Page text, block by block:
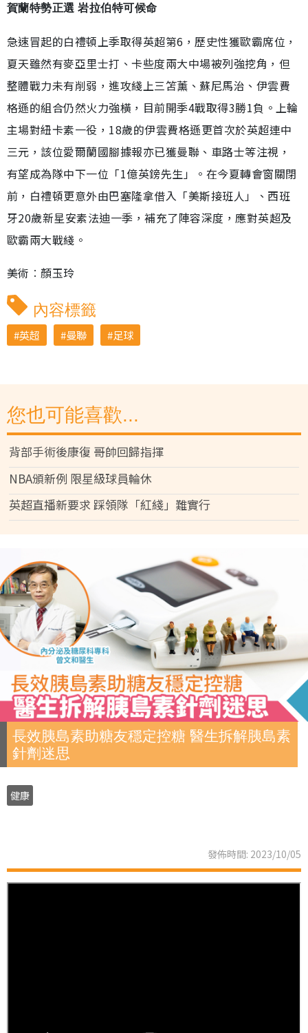
賀蘭特勢正選 岩拉伯特可候命
急速冒起的白禮頓上季取得英超第6，歷史性獲歐霸席位，
夏天雖然有麥亞里士打、卡些度兩大中場被列強挖角，但
整體戰力未有削弱，進攻綫上三笘薰、蘇尼馬治、伊雲費
格遜的組合仍然火力強橫，目前開季4戰取得3勝1負。上輪
主場對紐卡素一役，18歲的伊雲費格遜更首次於英超連中
三元，該位愛爾蘭國腳據報亦已獲曼聯、車路士等注視，
有望成為隊中下一位「1億英鎊先生」。在今夏轉會窗關閉
前，白禮頓更意外由巴塞隆拿借入「美斯接班人」、西班
牙20歲新星安素法迪一季，補充了陣容深度，應對英超及
歐霸兩大戰綫。
美術︰顏玉玲
內容標籤
英超 曼聯 足球
您也可能喜歡...
背部手術後康復 哥帥回歸指揮
NBA頒新例 限星級球員輪休
英超直播新要求 踩領隊「紅綫」難實行
長效胰島素助糖友穩定控糖 醫生拆解胰島素
針劑迷思
健康
發佈時間: 2023/10/05